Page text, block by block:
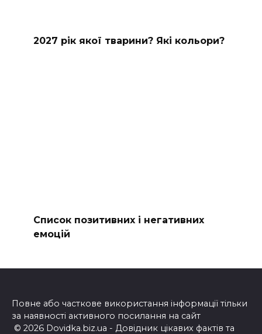
2027 рік якої тварини? Які кольори?
Список позитивних і негативних
емоцій
Повне або часткове використання інформації тільки
за наявності активного посилання на сайт
© 2026 Dovidka.biz.ua - Довідник цікавих фактів та